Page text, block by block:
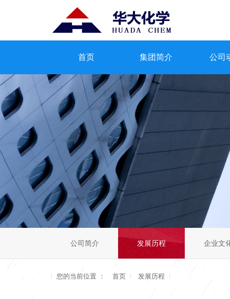
首页 集团简介 公司
公司简介 发展历程 企业文
您的当前位置 ： 首页 发展历程